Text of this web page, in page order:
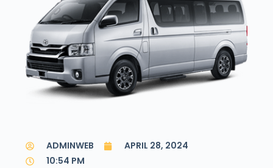
ADMINWEB
APRIL 28, 2024
10:54 PM